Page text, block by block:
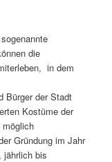
die
in dem
Bürger der Stadt
Kostüme der
möglich
Gründung im Jahr
jährlich bis